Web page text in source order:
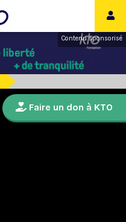
Contenu sponsorisé
Faire un don à KTO